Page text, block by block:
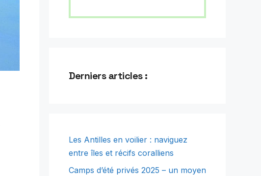
Derniers articles :
Les Antilles en voilier : naviguez
entre îles et récifs coralliens
Camps d’été privés 2025 – un moyen